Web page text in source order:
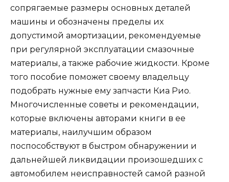
сопрягаемые размеры основных деталей
машины и обозначены пределы их
допустимой амортизации, рекомендуемые
при регулярной эксплуатации смазочные
материалы, а также рабочие жидкости. Кроме
того пособие поможет своему владельцу
подобрать нужные ему запчасти Киа Рио.
Многочисленные советы и рекомендации,
которые включены авторами книги в ее
материалы, наилучшим образом
поспособствуют в быстром обнаружении и
дальнейшей ликвидации произошедших с
автомобилем неисправностей самой разной